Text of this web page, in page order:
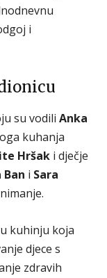
i
su vodili Anka
kuhanja
Hršak i dječje
Ban i Sara
kuhinju koja
djece s
zdravih